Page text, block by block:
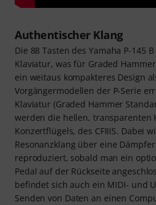
Authentischer Klang
Die 88 Tasten des Yamaha P-145
Klaviatur, was für Graded
ein weitaus kompakteres Design
Vorgängermodellen der P-Serie
Klaviatur (Graded Hammer
werden die hellen, transparenten
Konzertflügels, des CFIIIS. Dabei
Resonanzklang über eine
reproduziert, sobald man ein
Pedal auf der Rückseite
befindet sich auch ein MIDI- und
Senden von Daten an einen